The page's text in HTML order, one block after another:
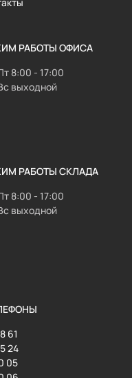
РАБОТЫ ОФИСА
8:00 - 17:00
выходной
РАБОТЫ СКЛАДА
8:00 - 17:00
выходной
61
24
05